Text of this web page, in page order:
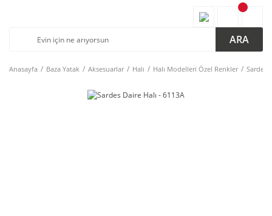
ARA
Anasayfa Baza Yatak Aksesuarlar Halı Halı Modelleri Özel Renkler Sardes